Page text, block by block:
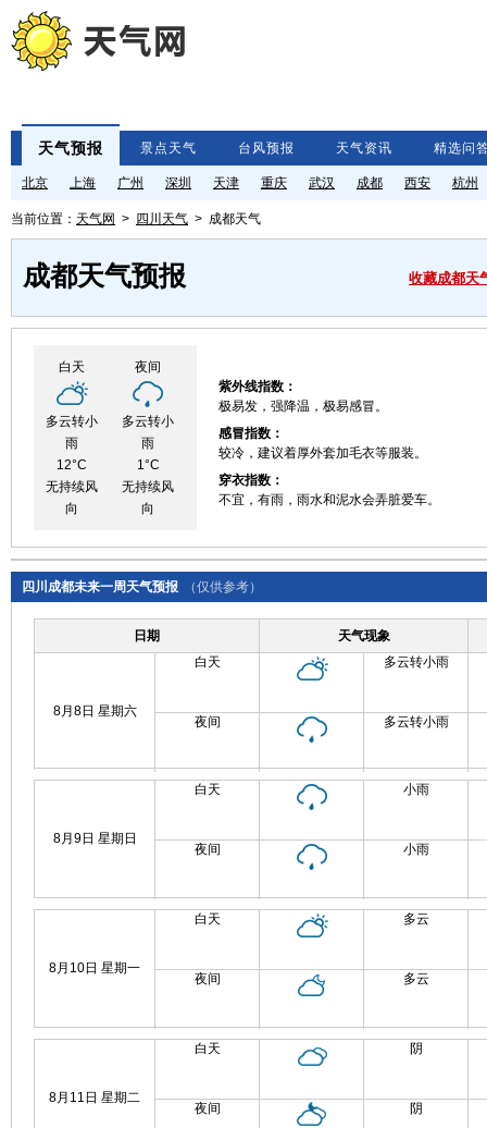
天气预报 景点天气 台风预报 天气资讯 精选问
北京 上海 广州 深圳 天津 重庆 武汉 成都 西安 杭州
当前位置： 天气网 > 四川天气 > 成都天气
成都天气预报 收藏成都天
白天
多云转小
雨
12°C
无持续风
向
夜间
多云转小
雨
1°C
无持续风
向
紫外线指数：
极易发，强降温，极易感冒。
感冒指数：
较冷，建议着厚外套加毛衣等服装。
穿衣指数：
不宜，有雨，雨水和泥水会弄脏爱车。
四川成都未来一周天气预报 （仅供参考）
日期 天气现象
8月8日 星期六
白天 多云转小雨
夜间 多云转小雨
8月9日 星期日
白天 小雨
夜间 小雨
8月10日 星期一
白天 多云
夜间 多云
8月11日 星期二
白天 阴
夜间 阴